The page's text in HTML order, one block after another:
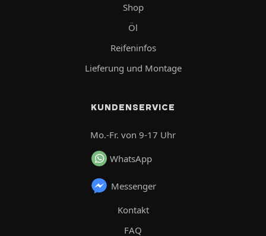
Shop
Öl
Reifeninfos
Lieferung und Montage
KUNDENSERVICE
Mo.-Fr. von 9-17 Uhr
WhatsApp
Messenger
Kontakt
FAQ